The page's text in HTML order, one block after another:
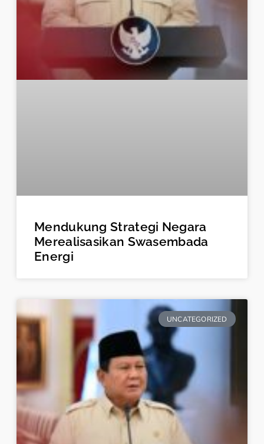
Mendukung Strategi Negara
Merealisasikan Swasembada
Energi
UNCATEGORIZED